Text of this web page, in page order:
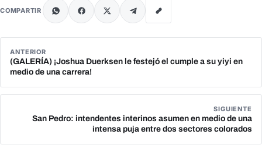
COMPARTIR
ANTERIOR
(GALERÍA) ¡Joshua Duerksen le festejó el cumple a su yiyi en
medio de una carrera!
SIGUIENTE
San Pedro: intendentes interinos asumen en medio de una
intensa puja entre dos sectores colorados